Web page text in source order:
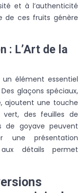
et à l’authenticité
de ces fruits génère
: L’Art de la
un élément essentiel
glaçons spéciaux,
ajoutent une touche
vert, des feuilles de
de goyave peuvent
une présentation
aux détails permet